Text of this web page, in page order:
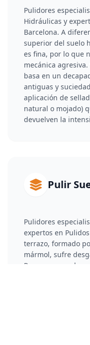
Pulidores
Hidráulicas y
Barcelona. A
superior del suelo
es fina, por lo que
mecánica
basa en un
antiguas y
aplicación de
natural o mojado)
devuelven la
Pulir
Pulidores
expertos en
terrazo, formado
mármol, sufre
Para recuperarlo,